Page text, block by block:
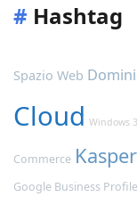
# Hashtag
Spazio Web
Cloud Windows
Commerce
Google Business Profile